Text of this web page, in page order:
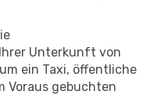
Unterkunft von
ein Taxi, öffentliche
Voraus gebuchten